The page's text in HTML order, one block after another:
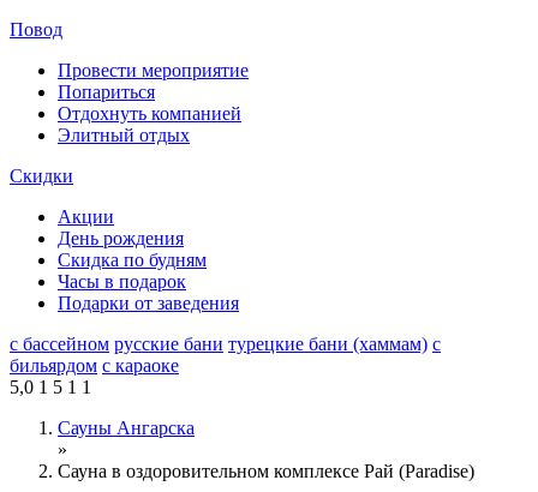
Повод
Провести мероприятие
Попариться
Отдохнуть компанией
Элитный отдых
Скидки
Акции
День рождения
Скидка по будням
Часы в подарок
Подарки от заведения
с бассейном русские бани турецкие бани (хаммам) с
бильярдом с караоке
5,0 1 5 1 1
Сауны Ангарска
»
Сауна в оздоровительном комплексе Рай (Paradise)